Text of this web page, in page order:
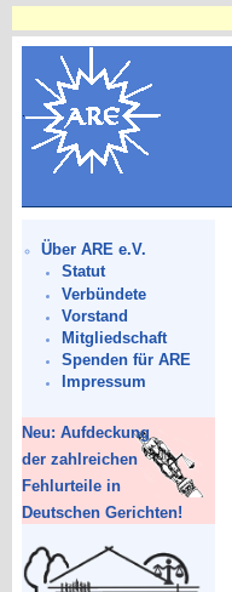
Über ARE e.V.
Statut
Verbündete
Vorstand
Mitgliedschaft
Spenden für ARE
Impressum
Neu: Aufdeckung
der zahlreichen
Fehlurteile in
Deutschen Gerichten!